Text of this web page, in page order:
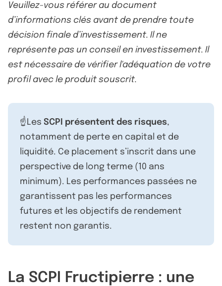
Veuillez-vous référer au document
d’informations clés avant de prendre toute
décision finale d’investissement. Il ne
représente pas un conseil en investissement. Il
est nécessaire de vérifier l'adéquation de votre
profil avec le produit souscrit.
☝️Les SCPI présentent des risques,
notamment de perte en capital et de
liquidité. Ce placement s’inscrit dans une
perspective de long terme (10 ans
minimum). Les performances passées ne
garantissent pas les performances
futures et les objectifs de rendement
restent non garantis.
La SCPI Fructipierre : une